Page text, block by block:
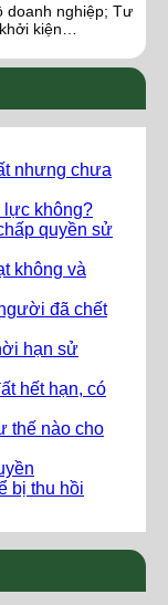
doanh nghiệp; Tư
kiện…
nhưng chưa
lực không?
quyền sử
không và
đã chết
hạn sử
hết hạn, có
thế nào cho
bị thu hồi